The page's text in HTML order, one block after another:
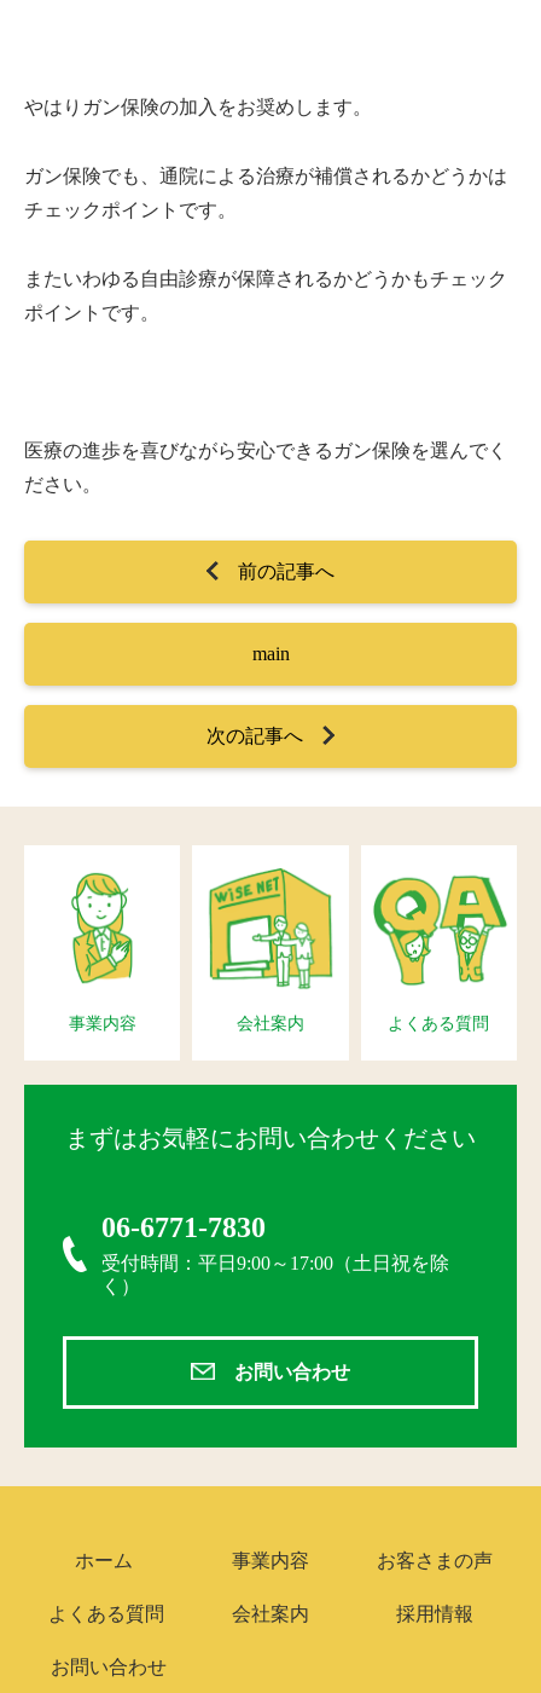
やはりガン保険の加入をお奨めします。
ガン保険でも、通院による治療が補償されるかどうかは
チェックポイントです。
またいわゆる自由診療が保障されるかどうかもチェック
ポイントです。
医療の進歩を喜びながら安心できるガン保険を選んでく
ださい。
前の記事へ
main
次の記事へ
事業内容 会社案内 よくある質問
まずはお気軽にお問い合わせください
06-6771-7830
受付時間：平日9:00～17:00（土日祝を除
く）
お問い合わせ
ホーム 事業内容 お客さまの声
よくある質問 会社案内 採用情報
お問い合わせ